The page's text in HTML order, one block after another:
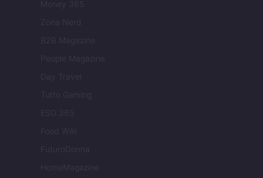
Money 365
Zona Nerd
B2B Magazine
People Magazine
Day Travel
Tutto Gaming
ESG 365
Food Wiki
FuturoDonna
HomeMagazine